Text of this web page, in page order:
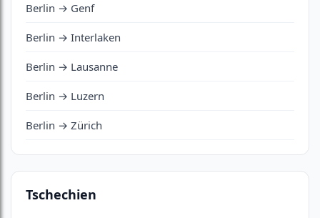
Berlin → Genf
Berlin → Interlaken
Berlin → Lausanne
Berlin → Luzern
Berlin → Zürich
Tschechien